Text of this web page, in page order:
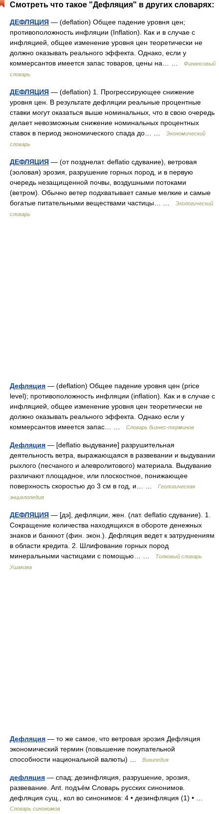
Смотреть что такое "Дефляция" в других словарях:
ДЕФЛЯЦИЯ — (deflation) Общее падение уровня цен;
противоположность инфляции (Inflation). Как и в случае с
инфляцией, общее изменение уровня цен теоретически не
должно оказывать реального эффекта. Однако, если у
коммерсантов имеется запас товаров, цены на… …
Финансовый
словарь
ДЕФЛЯЦИЯ — (deflation) 1. Прогрессирующее снижение
уровня цен. В результате дефляции реальные процентные
ставки могут оказаться выше номинальных, что в свою очередь
делает невозможным снижение номинальных процентных
ставок в период экономического спада до… …
Экономический
словарь
ДЕФЛЯЦИЯ — (от позднелат. deflatio сдувание), ветровая
(эоловая) эрозия, разрушение горных пород, и в первую
очередь незащищенной почвы, воздушными потоками
(ветром). Обычно ветер подхватывает самые мелкие и самые
богатые питательными веществами частицы… …
Экологический
словарь
Дефляция — (deflation) Общее падение уровня цен (price
level); противоположность инфляции (inflation). Как и в случае с
инфляцией, общее изменение уровня цен теоретически не
должно оказывать реального эффекта. Однако если у
коммерсантов имеется запас… …
Словарь бизнес-терминов
Дефляция — [deflatio выдувание] разрушительная
деятельность ветра, выражающаяся в развевании и выдувании
рыхлого (песчаного и алевролитового) материала. Выдувание
различают площадное, или плоскостное, понижающее
поверхность скоростью до 3 см в год, и… …
Геологическая
энциклопедия
ДЕФЛЯЦИЯ — [дэ], дефляции, жен. (лат. deflatio сдувание). 1.
Сокращение количества находящихся в обороте денежных
знаков и банкнот (фин. экон.). Дефляция ведет к затруднениям
в области кредита. 2. Шлифование горных пород
минеральными частицами с помощью… …
Толковый словарь
Ушакова
Дефляция — то же самое, что ветровая эрозия Дефляция
экономический термин (повышение покупательной
способности национальной валюты) …
Википедия
дефляция — спад; дезинфляция, разрушение, эрозия,
развевание. Ant. подъём Словарь русских синонимов.
дефляция сущ., кол во синонимов: 4 • дезинфляция (1) • …
Словарь синонимов